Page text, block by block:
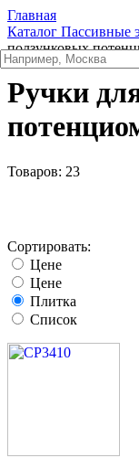
Главная
Каталог Пассивные
ползунковых
Ручки
Товаров: 23
Сортировать:
Цене
Цене
Плитка
Список